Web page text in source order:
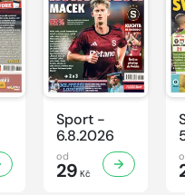
Sport -
6.8.2026
od
29 Kč